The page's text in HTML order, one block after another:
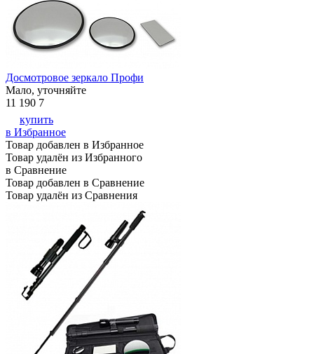
Досмотровое зеркало Профи
Мало, уточняйте
11 190 7
купить
в Избранное
Товар добавлен в Избранное
Товар удалён из Избранного
в Сравнение
Товар добавлен в Сравнение
Товар удалён из Сравнения